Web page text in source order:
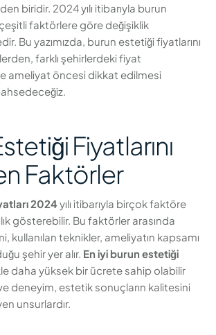
biridir. 2024 yılı itibarıyla burun
faktörlere göre değişiklik
Bu yazımızda, burun estetiği fiyatlarını
farklı şehirlerdeki fiyat
ameliyat öncesi dikkat edilmesi
Fiyatlarını
Faktörler
2024yılı itibarıyla birçok faktöre
gösterebilir. Bu faktörler arasında
kullanılan teknikler, ameliyatın kapsamı
şehir yer alır. En iyi burun estetiği
daha yüksek bir ücrete sahip olabilir
deneyim, estetik sonuçların kalitesini
unsurlardır.